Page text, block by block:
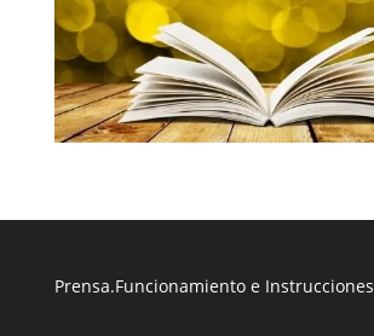
Prensa.Funcionamiento e Instrucciones